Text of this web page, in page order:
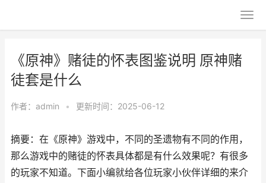
《原神》赌徒的怀表图鉴说明 原神赌
徒套是什么
作者： admin • 更新时间：2025-06-12
摘要：在《原神》游戏中，不同的圣遗物有不同的作用，
那么游戏中的赌徒的怀表具体都是有什么效果呢？有很多
的玩家不知道。下面小编就给各位玩家小伙伴详细的来介